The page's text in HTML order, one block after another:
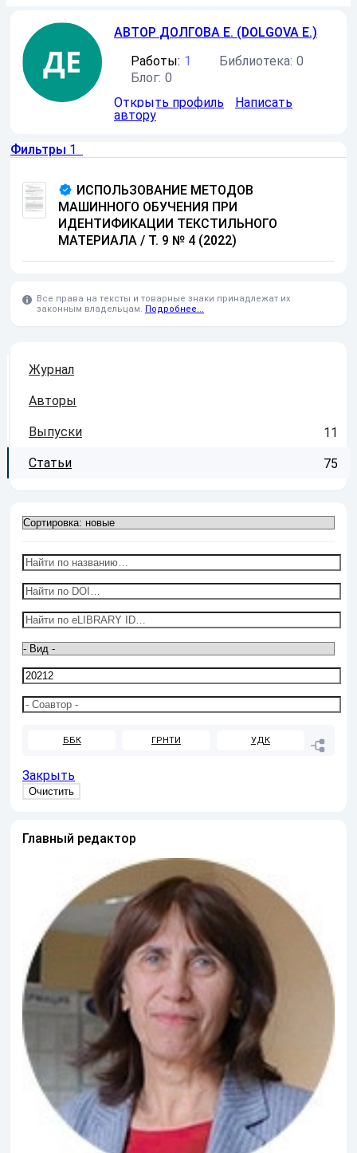
АВТОР ДОЛГОВА Е. (DOLGOVA E.)
Работы: 1 Библиотека: 0
Блог: 0
Открыть профиль
Написать
автору
Фильтры 1
ИСПОЛЬЗОВАНИЕ МЕТОДОВ
МАШИННОГО ОБУЧЕНИЯ ПРИ
ИДЕНТИФИКАЦИИ ТЕКСТИЛЬНОГО
МАТЕРИАЛА / Т. 9 № 4 (2022)
Все права на тексты и товарные знаки принадлежат их
законным владельцам. Подробнее...
Журнал
Авторы
Выпуски 11
Статьи 75
ББК ГРНТИ УДК
Закрыть
Главный редактор